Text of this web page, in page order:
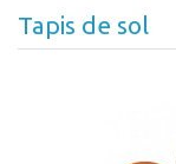
Tapis de sol